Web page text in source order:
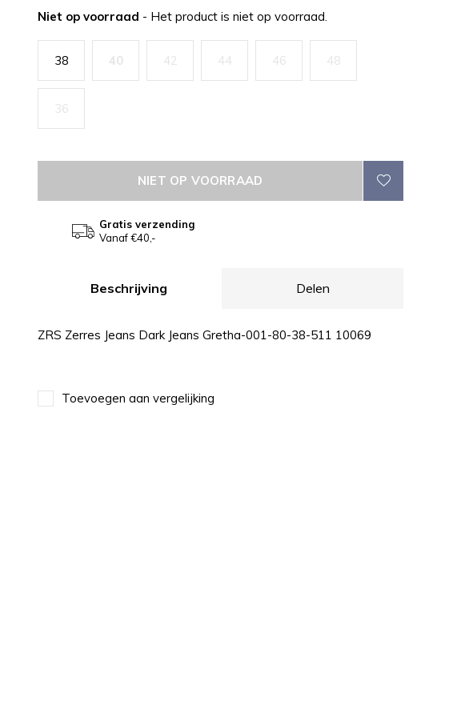
Niet op voorraad - Het product is niet op voorraad.
38 40 42 44 46 48
36
NIET OP VOORRAAD
Gratis verzending
Vanaf €40,-
Beschrijving Delen
ZRS Zerres Jeans Dark Jeans Gretha-001-80-38-511 10069
Toevoegen aan vergelijking